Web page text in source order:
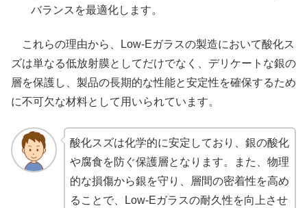
バランスを最適化します。
これらの理由から、Low-Eガラスの製造において酸化ス
ズは単なる低放射膜としてだけでなく、デリケートな銀の
層を保護し、製品の長期的な性能と安定性を確保するため
に不可欠な材料として用いられています。
酸化スズは化学的に安定しており、銀の酸化
や腐食を防ぐ保護層となります。また、物理
的な損傷から銀を守り、層間の密着性を高め
ることで、Low-Eガラスの耐久性を向上させ